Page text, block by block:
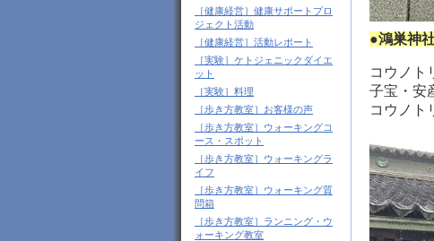
［健康経営］健康サポートプロ
ジェクト活動
［健康経営］活動レポート
［実験］ケトジェニックダイエ
ット
［実験］料理
［歩き方教室］お客様の声
［歩き方教室］ウォーキングコ
ース・スポット
［歩き方教室］ウォーキングラ
イフ
［歩き方教室］ウォーキング質
問箱
［歩き方教室］ランニング・ウ
ォーキング教室
●鴻巣神
コウノト
子宝・安
コウノト